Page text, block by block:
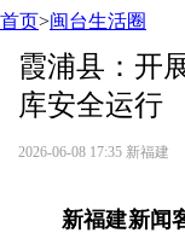
首页>闽台生活圈
霞浦县：开
库安全运行
2026-06-08 17:35 新福建
新福建新闻